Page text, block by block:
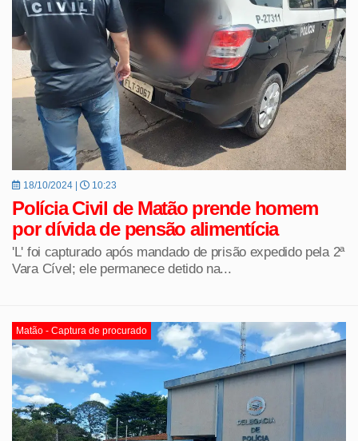
18/10/2024 | 10:23
Polícia Civil de Matão prende homem
por dívida de pensão alimentícia
'L' foi capturado após mandado de prisão expedido pela 2ª
Vara Cível; ele permanece detido na...
Matão - Captura de procurado